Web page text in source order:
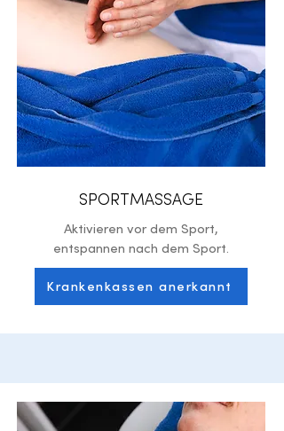
SPORTMASSAGE
Aktivieren vor dem Sport,
entspannen nach dem Sport.
Krankenkassen anerkannt